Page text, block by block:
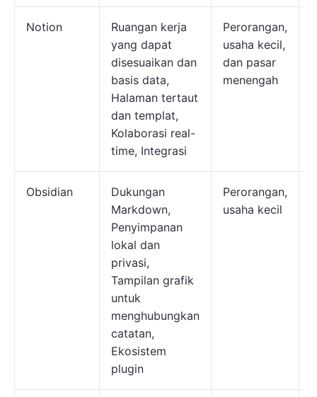
Notion
Ruangan kerja
yang dapat
disesuaikan dan
basis data,
Halaman tertaut
dan templat,
Kolaborasi real-
time, Integrasi
Perorangan,
usaha kecil,
dan pasar
menengah
Obsidian
Dukungan
Markdown,
Penyimpanan
lokal dan
privasi,
Tampilan grafik
untuk
menghubungkan
catatan,
Ekosistem
plugin
Perorangan,
usaha kecil